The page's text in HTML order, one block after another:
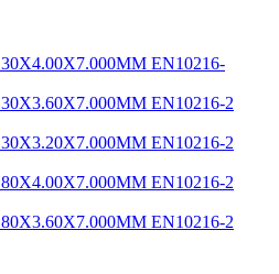
EN10216-
EN10216-2
EN10216-2
EN10216-2
EN10216-2